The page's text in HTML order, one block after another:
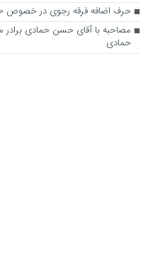
حرف اضافه فرقه رجوی در خصوص
مصاحبه با آقای حسن حمادی
حمادی